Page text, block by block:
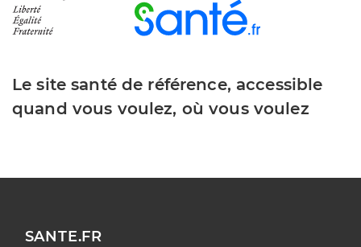
Le site santé de référence, accessible
quand vous voulez, où vous voulez
SANTE.FR